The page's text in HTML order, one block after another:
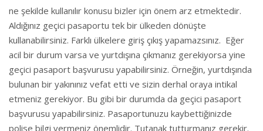
ne şekilde kullanılır konusu bizler için önem arz etmektedir.
Aldığınız geçici pasaportu tek bir ülkeden dönüşte
kullanabilirsiniz. Farklı ülkelere giriş çıkış yapamazsınız. Eğer
acil bir durum varsa ve yurtdışına çıkmanız gerekiyorsa yine
geçici pasaport başvurusu yapabilirsiniz. Örneğin, yurtdışında
bulunan bir yakınınız vefat etti ve sizin derhal oraya intikal
etmeniz gerekiyor. Bu gibi bir durumda da geçici pasaport
başvurusu yapabilirsiniz. Pasaportunuzu kaybettiğinizde
polise bilgi vermeniz önemlidir. Tutanak tutturmanız gerekir.